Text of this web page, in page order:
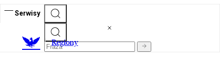
Serwisy
Regiony